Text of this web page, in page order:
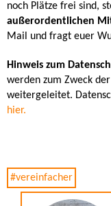
noch Plätze frei sind,
außerordentlichen
Mail und fragt euer
Hinweis zum
werden zum Zweck
weitergeleitet.
hier.